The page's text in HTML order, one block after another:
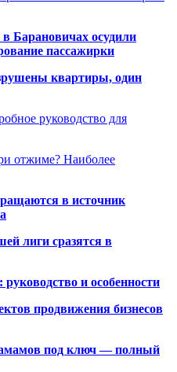
Барановичах осудили
пассажирки
квартиры, один
руководство для
отжиме? Наиболее
в источник
лиги сразятся в
и особенности
продвижения бизнесов
под ключ — полный